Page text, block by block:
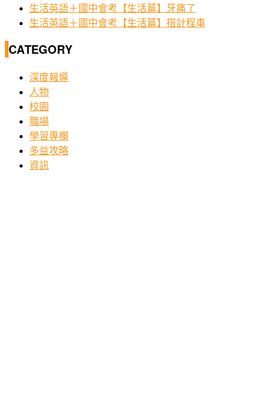
生活英語＋國中會考【生活篇】牙痛了
生活英語＋國中會考【生活篇】搭計程車
CATEGORY
深度報導
人物
校園
職場
學習專欄
多益攻略
資訊